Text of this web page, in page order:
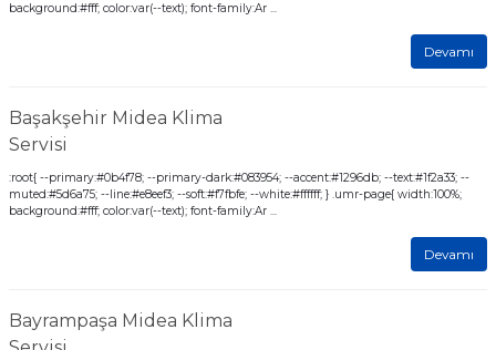
background:#fff; color:var(--text); font-family:Ar ...
Devamı
Başakşehir Midea Klima
Servisi
:root{ --primary:#0b4f78; --primary-dark:#083954; --accent:#1296db; --text:#1f2a33; --
muted:#5d6a75; --line:#e8eef3; --soft:#f7fbfe; --white:#ffffff; } .umr-page{ width:100%;
background:#fff; color:var(--text); font-family:Ar ...
Devamı
Bayrampaşa Midea Klima